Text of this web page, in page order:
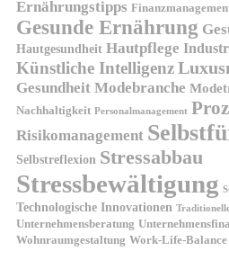
Ernährungstipps
Gesunde Ernährung
Hautgesundheit Hautpflege
Künstliche Intelligenz
Gesundheit Modebranche
Nachhaltigkeit Personalmanagement
Risikomanagement
Selbstreflexion Stressabbau
Stressbewältigung
Technologische Innovationen
Unternehmensberatung
Wohnraumgestaltung Work-Life-Balance